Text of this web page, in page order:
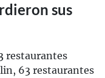
sus
restaurantes
63 restaurantes